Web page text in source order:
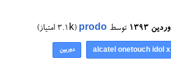
توسط prodo
(
3.1k امتیاز)
alcatel onetouch idol x دوربین